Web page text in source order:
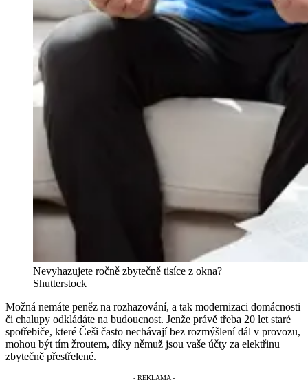
Nevyhazujete ročně zbytečně tisíce z okna?
Shutterstock
Možná nemáte peněz na rozhazování, a tak modernizaci domácnosti
či chalupy odkládáte na budoucnost. Jenže právě třeba 20 let staré
spotřebiče, které Češi často nechávají bez rozmýšlení dál v provozu,
mohou být tím žroutem, díky němuž jsou vaše účty za elektřinu
zbytečně přestřelené.